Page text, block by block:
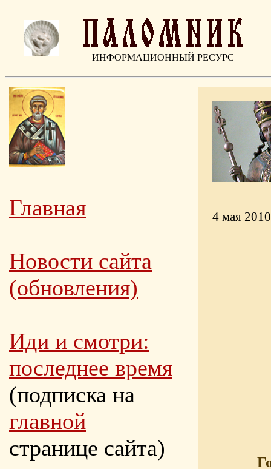
ИНФОРМАЦИОННЫЙ РЕСУРС
Главная
Новости сайта
(обновления)
Иди и смотри:
последнее время
(подписка на
главной
странице сайта)
4 мая